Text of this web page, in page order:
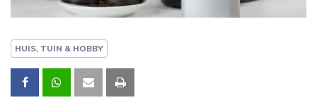
HUIS, TUIN & HOBBY